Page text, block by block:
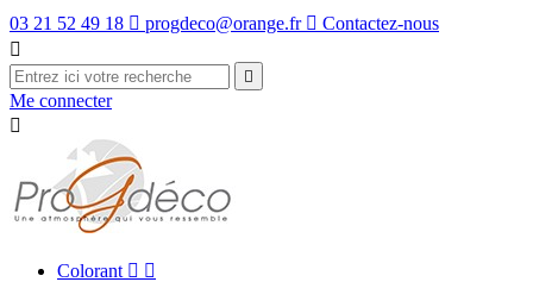
03 21 52 49 18  progdeco@orange.fr  Contactez-nous


Me connecter

Colorant  